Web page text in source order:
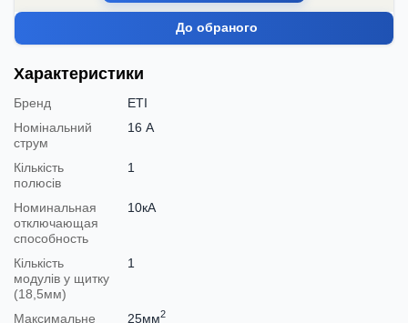
До обраного
Характеристики
Бренд
ETI
Номінальний
струм
16 А
Кількість
полюсів
1
Номинальная
отключающая
способность
10кА
Кількість
модулів у щитку
(18,5мм)
1
Максимальне
25мм2